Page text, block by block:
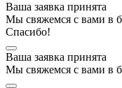
Ваша заявка принята
Мы свяжемся с вами в
Спасибо!
Ваша заявка принята
Мы свяжемся с вами в